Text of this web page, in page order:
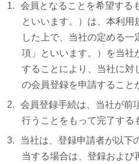
会員となることを希望する
といいます。）は、本利
した上で、当社の定める
項」といいます。）を当社
することにより、当社に対
の会員登録を申請すること
会員登録手続は、当社が前
行うことをもって完了する
当社は、登録申請者が以下
当する場合は、登録および